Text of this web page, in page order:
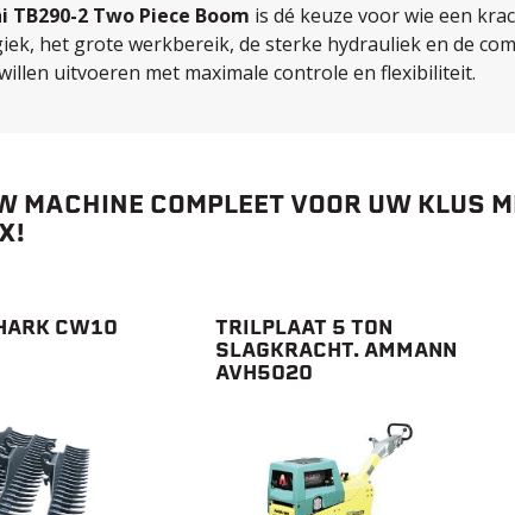
TB290-2 Two Piece Boom is dé keuze voor wie een
het grote werkbereik, de sterke hydrauliek en de
uitvoeren met maximale controle en flexibiliteit.
MACHINE COMPLEET VOOR UW KLUS
CW10
TRILPLAAT 5 TON
SLAGKRACHT. AMMANN
AVH5020